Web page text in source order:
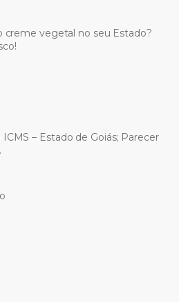
creme vegetal no seu Estado?
– Estado de Goiás; Parecer